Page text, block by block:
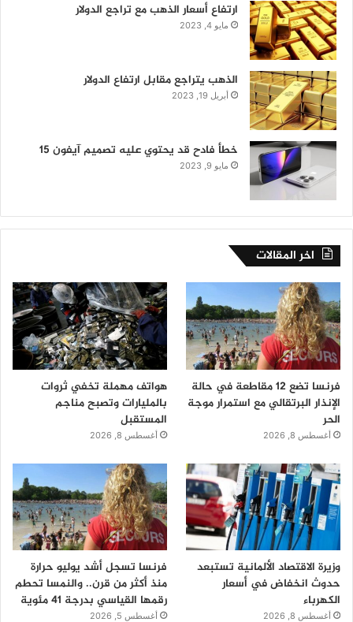
ارتفاع أسعار الذهب مع تراجع الدولار
مايو 4, 2023
الذهب يتراجع مقابل ارتفاع الدولار
أبريل 19, 2023
خطأ فادح قد يحتوي عليه تصميم آيفون 15
مايو 9, 2023
اخر المقالات
فرنسا تضع 12 مقاطعة في حالة
الإنذار البرتقالي مع استمرار موجة
الحر
أغسطس 8, 2026
هواتف مهملة تخفي ثروات
بالمليارات وتصبح مناجم
المستقبل
أغسطس 8, 2026
وزيرة الاقتصاد الألمانية تستبعد
حدوث انخفاض في أسعار
الكهرباء
أغسطس 8, 2026
فرنسا تسجل أشد يوليو حرارة
منذ أكثر من قرن.. والنمسا تحطم
رقمها القياسي بدرجة 41 مئوية
أغسطس 5, 2026